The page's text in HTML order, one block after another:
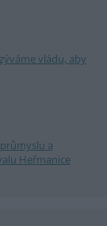
vládu, aby
a
Heřmanice